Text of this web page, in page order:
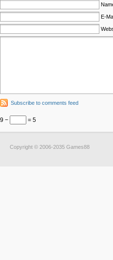
E-
Subscribe to comments feed
9 − = 5
Copyright © 2006-2035 Games88